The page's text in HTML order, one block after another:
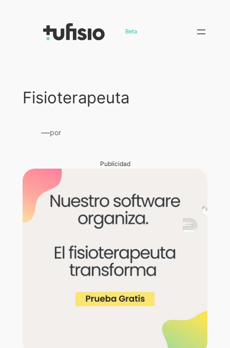
Beta
Fisioterapeuta
—por
Publicidad